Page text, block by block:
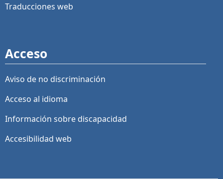
Traducciones web
Acceso
Aviso de no discriminación
Acceso al idioma
Información sobre discapacidad
Accesibilidad web